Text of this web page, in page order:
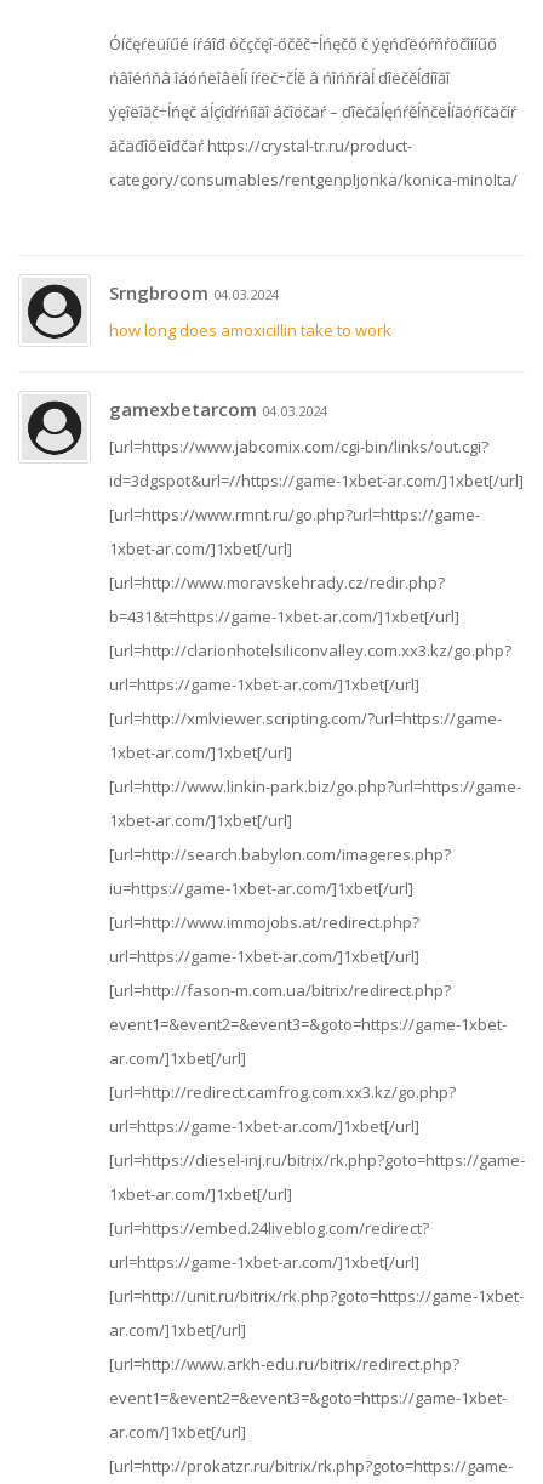
Óíčęŕëüíűé íŕáîđ ôčçčęî-őčěč÷ĺńęčő č ýęńďëóŕňŕöčîííűő
ńâîéńňâ îáóńëîâëĺí íŕëč÷čĺě â ńîńňŕâĺ ďîëčěĺđíîăî
ýęîëîăč÷ĺńęč áĺçîďŕńíîăî áčîöčäŕ – ďîëčăĺęńŕěĺňčëĺíăóŕíčäčíŕ
ăčäđîőëîđčäŕ https://crystal-tr.ru/product-
category/consumables/rentgenpljonka/konica-minolta/
Srngbroom 04.03.2024
how long does amoxicillin take to work
gamexbetarcom 04.03.2024
[url=https://www.jabcomix.com/cgi-bin/links/out.cgi?
id=3dgspot&url=//https://game-1xbet-ar.com/]1xbet[/url]
[url=https://www.rmnt.ru/go.php?url=https://game-
1xbet-ar.com/]1xbet[/url]
[url=http://www.moravskehrady.cz/redir.php?
b=431&t=https://game-1xbet-ar.com/]1xbet[/url]
[url=http://clarionhotelsiliconvalley.com.xx3.kz/go.php?
url=https://game-1xbet-ar.com/]1xbet[/url]
[url=http://xmlviewer.scripting.com/?url=https://game-
1xbet-ar.com/]1xbet[/url]
[url=http://www.linkin-park.biz/go.php?url=https://game-
1xbet-ar.com/]1xbet[/url]
[url=http://search.babylon.com/imageres.php?
iu=https://game-1xbet-ar.com/]1xbet[/url]
[url=http://www.immojobs.at/redirect.php?
url=https://game-1xbet-ar.com/]1xbet[/url]
[url=http://fason-m.com.ua/bitrix/redirect.php?
event1=&event2=&event3=&goto=https://game-1xbet-
ar.com/]1xbet[/url]
[url=http://redirect.camfrog.com.xx3.kz/go.php?
url=https://game-1xbet-ar.com/]1xbet[/url]
[url=https://diesel-inj.ru/bitrix/rk.php?goto=https://game-
1xbet-ar.com/]1xbet[/url]
[url=https://embed.24liveblog.com/redirect?
url=https://game-1xbet-ar.com/]1xbet[/url]
[url=http://unit.ru/bitrix/rk.php?goto=https://game-1xbet-
ar.com/]1xbet[/url]
[url=http://www.arkh-edu.ru/bitrix/redirect.php?
event1=&event2=&event3=&goto=https://game-1xbet-
ar.com/]1xbet[/url]
[url=http://prokatzr.ru/bitrix/rk.php?goto=https://game-